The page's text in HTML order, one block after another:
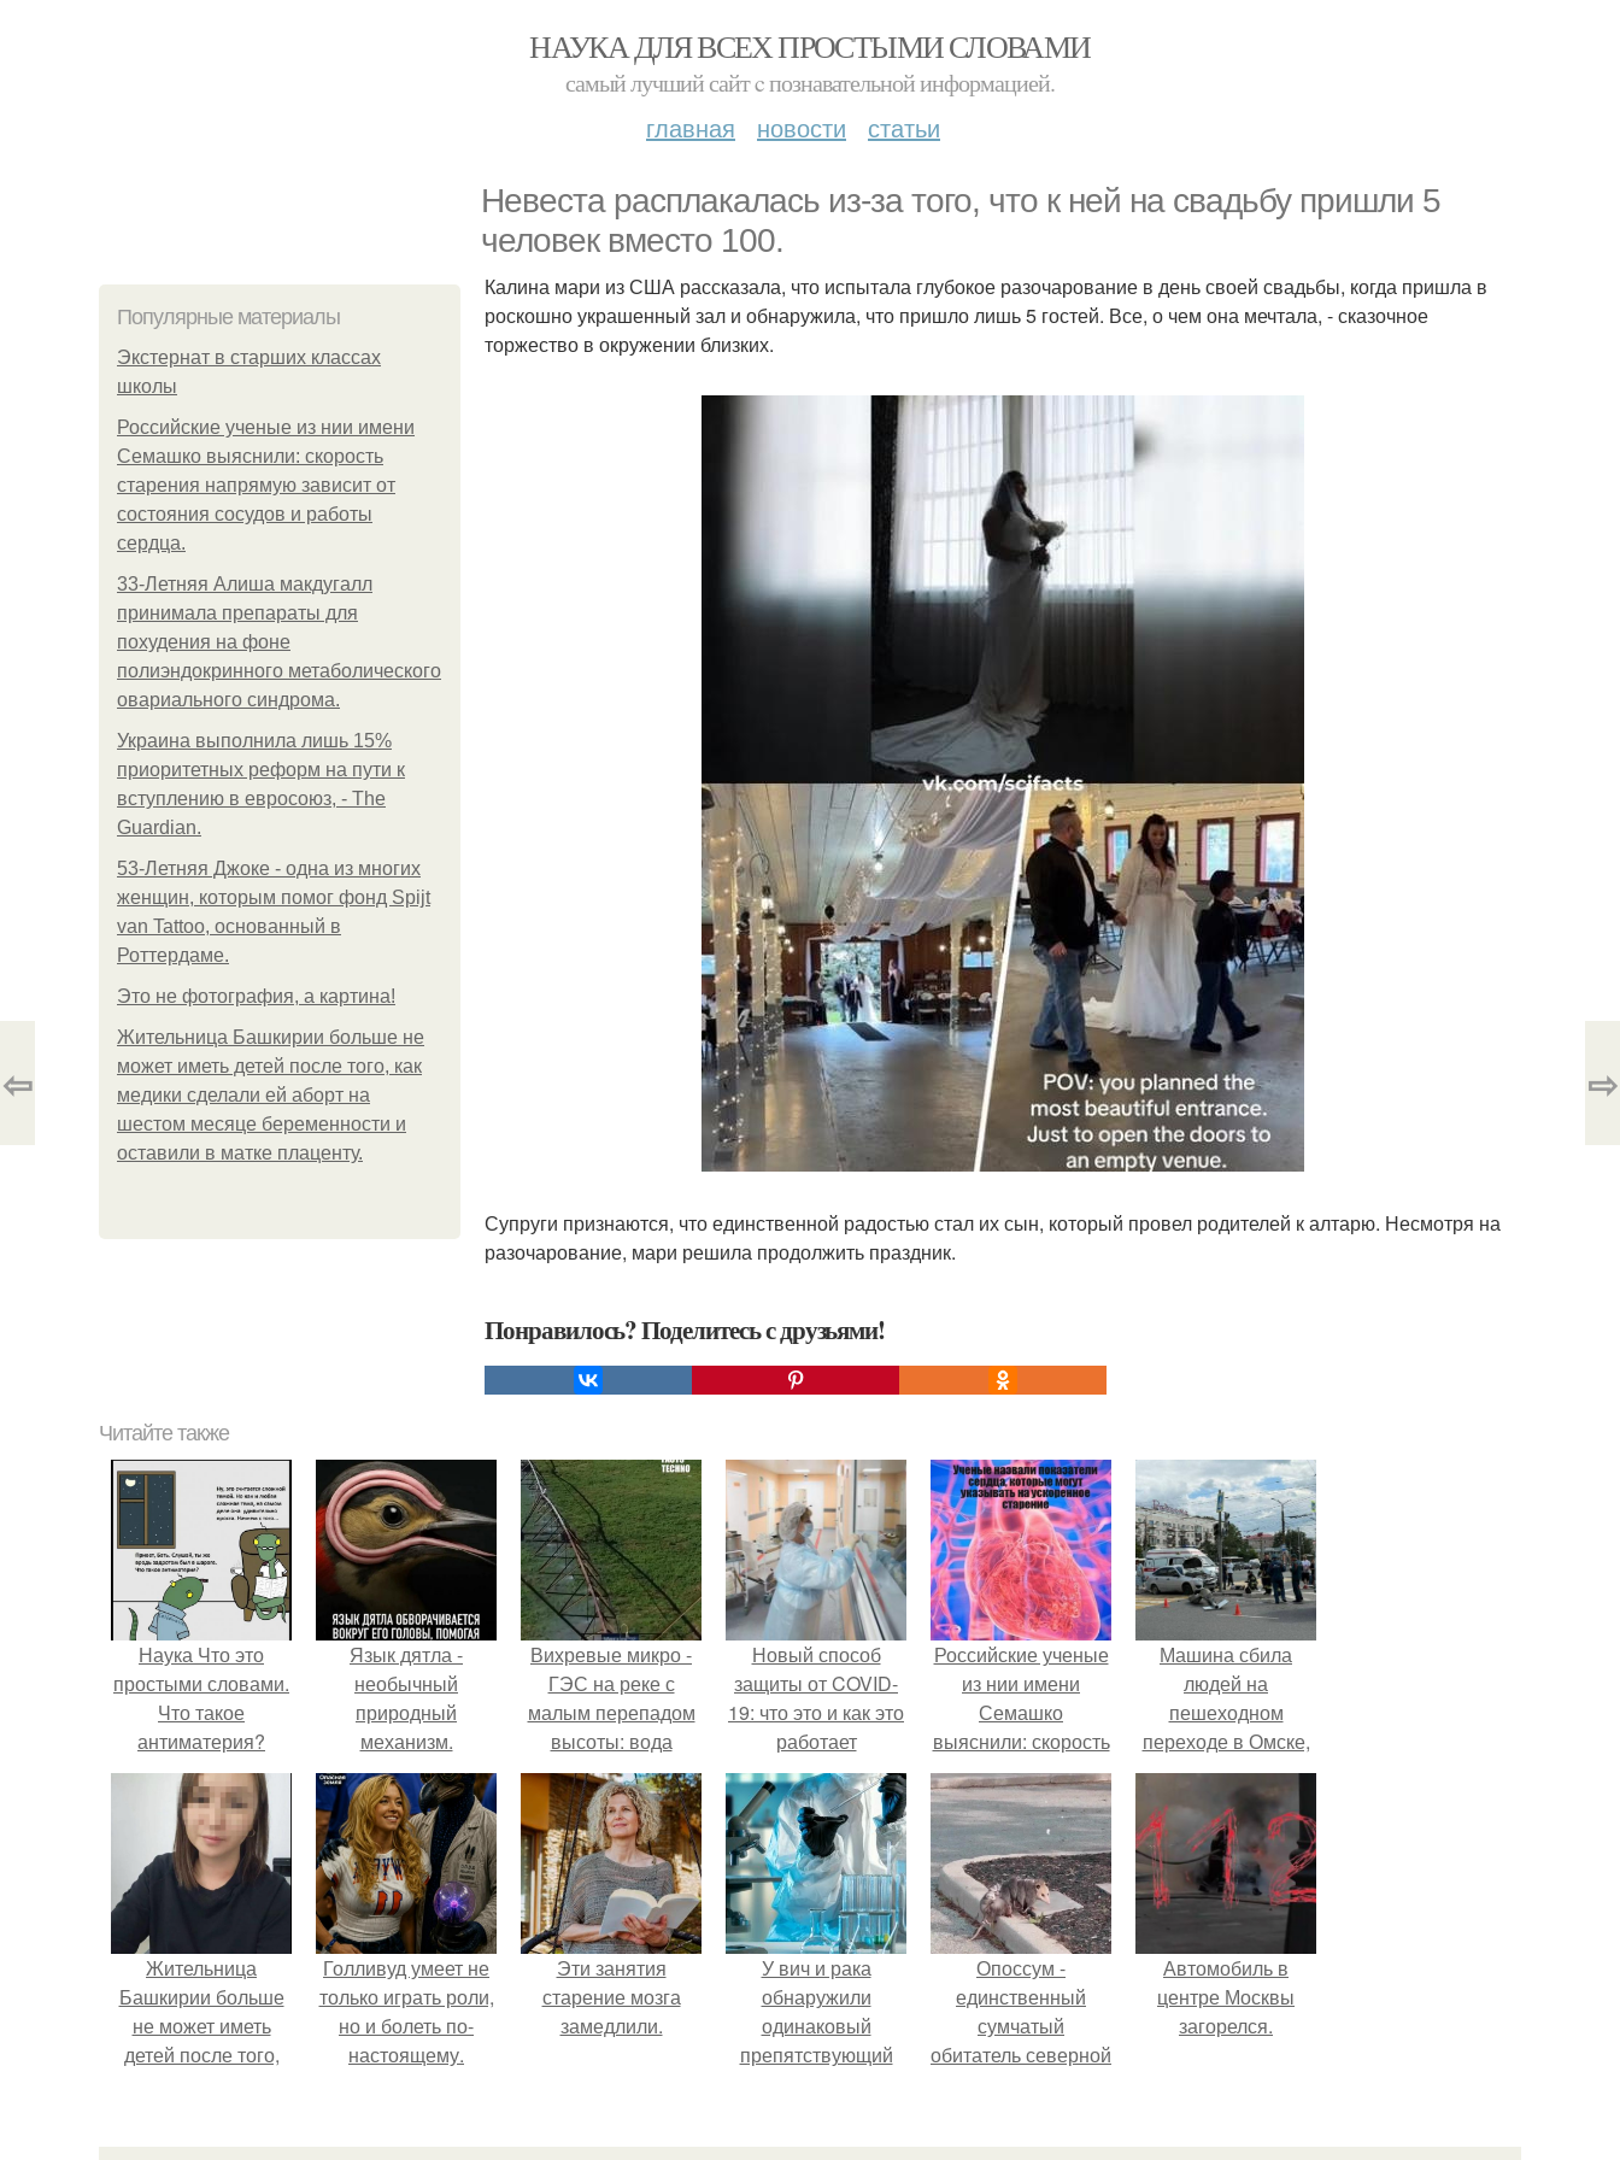
НАУКА ДЛЯ ВСЕХ ПРОСТЫМИ СЛОВАМИ
самый лучший сайт c познавательной информацией.
главная новости статьи
Невеста расплакалась из-за того, что к ней на свадьбу пришли 5
человек вместо 100.
Популярные материалы
Экстернат в старших классах
школы
Российские ученые из нии имени
Семашко выяснили: скорость
старения напрямую зависит от
состояния сосудов и работы
сердца.
33-Летняя Алиша макдугалл
принимала препараты для
похудения на фоне
полиэндокринного метаболического
овариального синдрома.
Украина выполнила лишь 15%
приоритетных реформ на пути к
вступлению в евросоюз, - The
Guardian.
53-Летняя Джоке - одна из многих
женщин, которым помог фонд Spijt
van Tattoo, основанный в
Роттердаме.
Это не фотография, а картина!
Жительница Башкирии больше не
может иметь детей после того, как
медики сделали ей аборт на
шестом месяце беременности и
оставили в матке плаценту.
Калина мари из США рассказала, что испытала глубокое разочарование в день своей свадьбы, когда пришла в
роскошно украшенный зал и обнаружила, что пришло лишь 5 гостей. Все, о чем она мечтала, - сказочное
торжество в окружении близких.
Супруги признаются, что единственной радостью стал их сын, который провел родителей к алтарю. Несмотря на
разочарование, мари решила продолжить праздник.
Понравилось? Поделитесь с друзьями!
⇦ ⇨
Читайте также
Наука Что это
простыми словами.
Что такое
антиматерия?
Язык дятла -
необычный
природный
механизм.
Вихревые микро -
ГЭС на реке с
малым перепадом
высоты: вода
закручивается в
бетонной камере и
вращает
вертикальную
турбину.
Новый способ
защиты от COVID-
19: что это и как это
работает
Российские ученые
из нии имени
Семашко
выяснили: скорость
старения напрямую
зависит от
состояния сосудов
и работы сердца.
Машина сбила
людей на
пешеходном
переходе в Омске,
пострадали 8
человек.
Жительница
Башкирии больше
не может иметь
детей после того,
месяце
Голливуд умеет не
только играть роли,
но и болеть по-
настоящему.
Эти занятия
старение мозга
замедлили.
У вич и рака
обнаружили
одинаковый
препятствующий
Опоссум -
единственный
сумчатый
обитатель северной
Автомобиль в
центре Москвы
загорелся.